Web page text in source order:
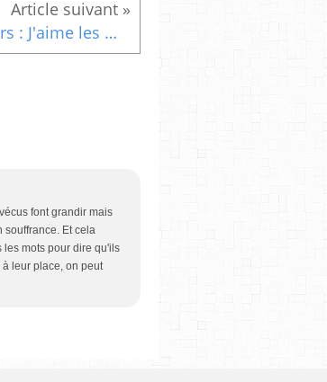
Poèmes divers : J'aime les mots
font grandir mais
souffrance. Et cela
les mots pour dire qu'ils
leur place, on peut